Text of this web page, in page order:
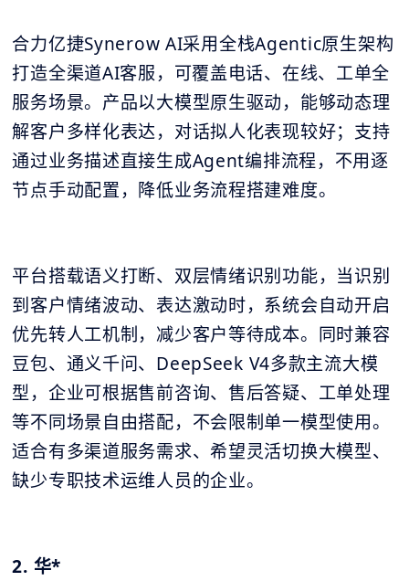
合力亿捷Synerow AI采用全栈Agentic原生架构
打造全渠道AI客服，可覆盖电话、在线、工单全
服务场景。产品以大模型原生驱动，能够动态理
解客户多样化表达，对话拟人化表现较好；支持
通过业务描述直接生成Agent编排流程，不用逐
节点手动配置，降低业务流程搭建难度。
平台搭载语义打断、双层情绪识别功能，当识别
到客户情绪波动、表达激动时，系统会自动开启
优先转人工机制，减少客户等待成本。同时兼容
豆包、通义千问、DeepSeek V4多款主流大模
型，企业可根据售前咨询、售后答疑、工单处理
等不同场景自由搭配，不会限制单一模型使用。
适合有多渠道服务需求、希望灵活切换大模型、
缺少专职技术运维人员的企业。
2. 华*